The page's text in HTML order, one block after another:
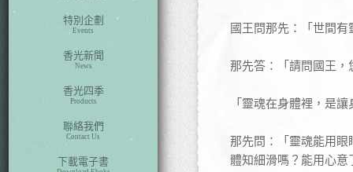
特別企劃
Events
香光新聞
News
香光四季
Products
聯絡我們
Contact Us
下載電子書
國王問那先：「世間有
那先答：「請問國王
「靈魂在身體裡，是
那先問：「靈魂能用
體知細滑嗎？能用心意